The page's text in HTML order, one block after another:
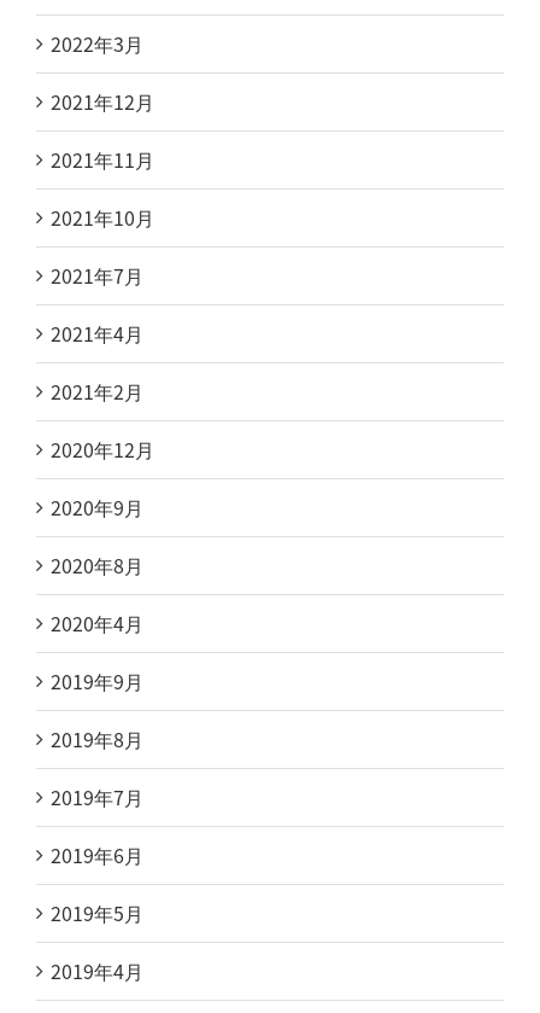
2022年3月
2021年12月
2021年11月
2021年10月
2021年7月
2021年4月
2021年2月
2020年12月
2020年9月
2020年8月
2020年4月
2019年9月
2019年8月
2019年7月
2019年6月
2019年5月
2019年4月